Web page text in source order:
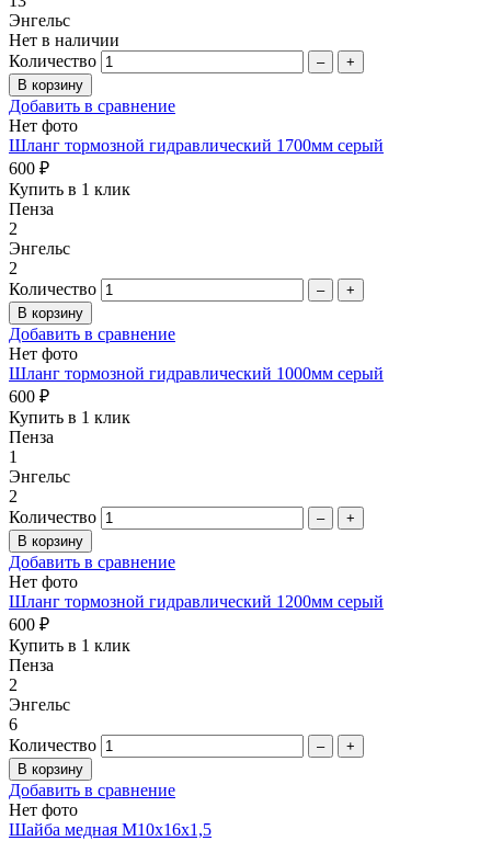
Энгельс
Нет в наличии
Количество
– +
Добавить в сравнение
Нет фото
Шланг тормозной гидравлический 1700мм серый
600 ₽
Купить в 1 клик
Пенза
2
Энгельс
2
Количество
– +
Добавить в сравнение
Нет фото
Шланг тормозной гидравлический 1000мм серый
600 ₽
Купить в 1 клик
Пенза
1
Энгельс
2
Количество
– +
Добавить в сравнение
Нет фото
Шланг тормозной гидравлический 1200мм серый
600 ₽
Купить в 1 клик
Пенза
2
Энгельс
6
Количество
– +
Добавить в сравнение
Нет фото
Шайба медная M10х16х1,5